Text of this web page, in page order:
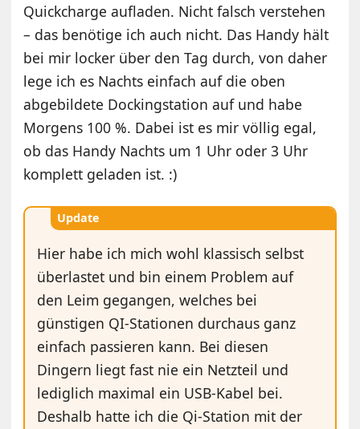
Quickcharge aufladen. Nicht falsch verstehen
– das benötige ich auch nicht. Das Handy hält
bei mir locker über den Tag durch, von daher
lege ich es Nachts einfach auf die oben
abgebildete Dockingstation auf und habe
Morgens 100 %. Dabei ist es mir völlig egal,
ob das Handy Nachts um 1 Uhr oder 3 Uhr
komplett geladen ist. :)
Update
Hier habe ich mich wohl klassisch selbst
überlastet und bin einem Problem auf
den Leim gegangen, welches bei
günstigen QI-Stationen durchaus ganz
einfach passieren kann. Bei diesen
Dingern liegt fast nie ein Netzteil und
lediglich maximal ein USB-Kabel bei.
Deshalb hatte ich die Qi-Station mit der